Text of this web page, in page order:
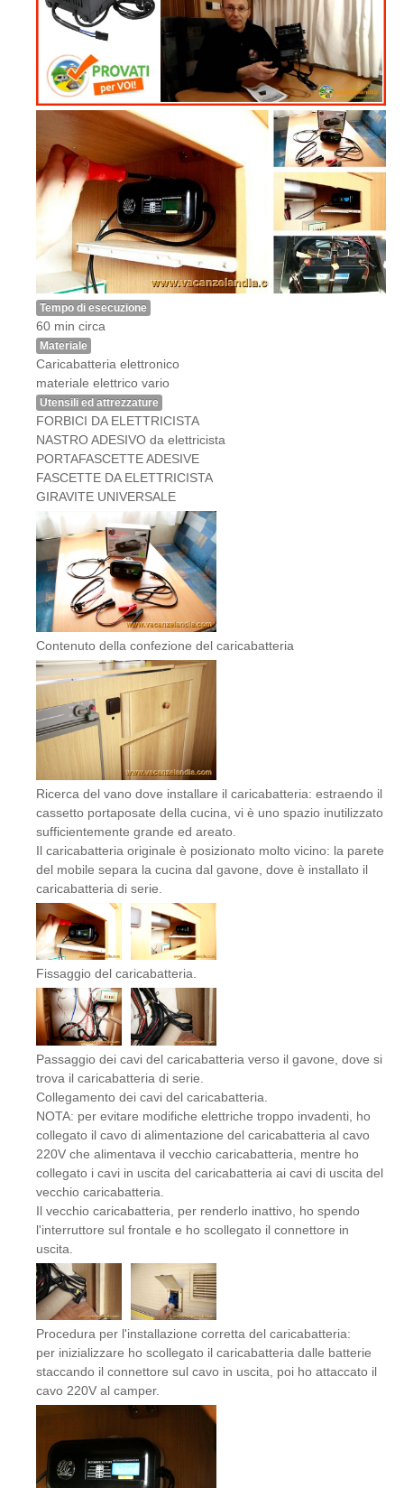
Tempo di esecuzione
60 min circa
Materiale
Caricabatteria elettronico
materiale elettrico vario
Utensili ed attrezzature
FORBICI DA ELETTRICISTA
NASTRO ADESIVO da elettricista
PORTAFASCETTE ADESIVE
FASCETTE DA ELETTRICISTA
GIRAVITE UNIVERSALE
Contenuto della confezione del caricabatteria
Ricerca del vano dove installare il caricabatteria: estraendo il
cassetto portaposate della cucina, vi è uno spazio inutilizzato
sufficientemente grande ed areato.
Il caricabatteria originale è posizionato molto vicino: la parete
del mobile separa la cucina dal gavone, dove è installato il
caricabatteria di serie.
Fissaggio del caricabatteria.
Passaggio dei cavi del caricabatteria verso il gavone, dove si
trova il caricabatteria di serie.
Collegamento dei cavi del caricabatteria.
NOTA: per evitare modifiche elettriche troppo invadenti, ho
collegato il cavo di alimentazione del caricabatteria al cavo
220V che alimentava il vecchio caricabatteria, mentre ho
collegato i cavi in uscita del caricabatteria ai cavi di uscita del
vecchio caricabatteria.
Il vecchio caricabatteria, per renderlo inattivo, ho spendo
l'interruttore sul frontale e ho scollegato il connettore in
uscita.
Procedura per l'installazione corretta del caricabatteria:
per inizializzare ho scollegato il caricabatteria dalle batterie
staccando il connettore sul cavo in uscita, poi ho attaccato il
cavo 220V al camper.